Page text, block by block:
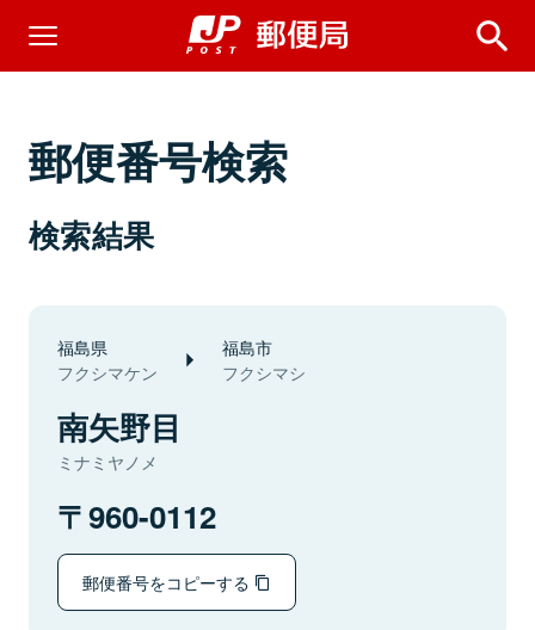
郵便番号検索
検索結果
福島県
フクシマケン
福島市
フクシマシ
南矢野目
ミナミヤノメ
960-0112
郵便番号をコピーする